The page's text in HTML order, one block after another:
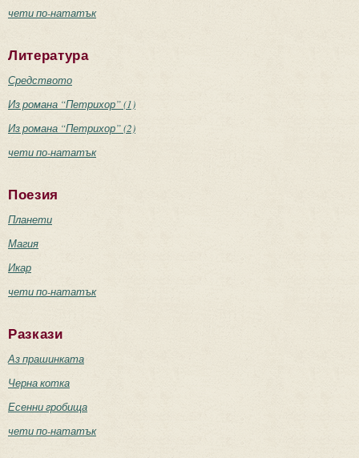
чети по-нататък
Литература
Средството
Из романа “Петрихор” (1)
Из романа “Петрихор” (2)
чети по-нататък
Поезия
Планети
Магия
Икар
чети по-нататък
Разкази
Аз прашинката
Черна котка
Есенни гробища
чети по-нататък